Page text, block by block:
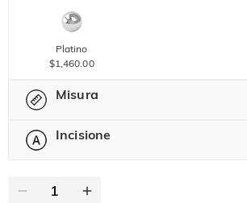
Platino
$1,460.00
Misura
-- Seleziona --
Incisione
Testo